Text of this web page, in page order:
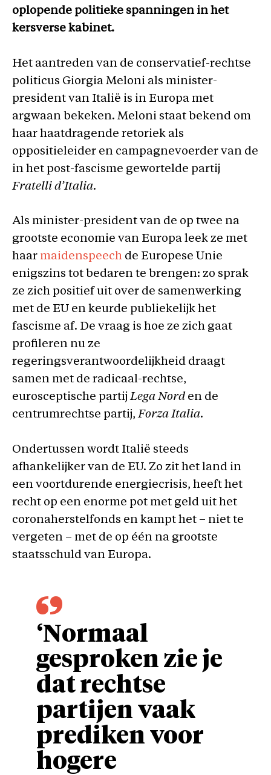
oplopende politieke spanningen in het
kersverse kabinet.
Het aantreden van de conservatief-rechtse
politicus Giorgia Meloni als minister-
president van Italië is in Europa met
argwaan bekeken. Meloni staat bekend om
haar haatdragende retoriek als
oppositieleider en campagnevoerder van de
in het post-fascisme gewortelde partij
Fratelli d’Italia.
Als minister-president van de op twee na
grootste economie van Europa leek ze met
haar maidenspeech de Europese Unie
enigszins tot bedaren te brengen: zo sprak
ze zich positief uit over de samenwerking
met de EU en keurde publiekelijk het
fascisme af. De vraag is hoe ze zich gaat
profileren nu ze
regeringsverantwoordelijkheid draagt
samen met de radicaal-rechtse,
eurosceptische partijLega Nord en de
centrumrechtse partij,Forza Italia.
Ondertussen wordt Italië steeds
afhankelijker van de EU. Zo zit het land in
een voortdurende energiecrisis, heeft het
recht op een enorme pot met geld uit het
coronaherstelfonds en kampt het – niet te
vergeten – met de op één na grootste
staatsschuld van Europa.
‘Normaal
gesproken zie je
dat rechtse
partijen vaak
prediken voor
hogere